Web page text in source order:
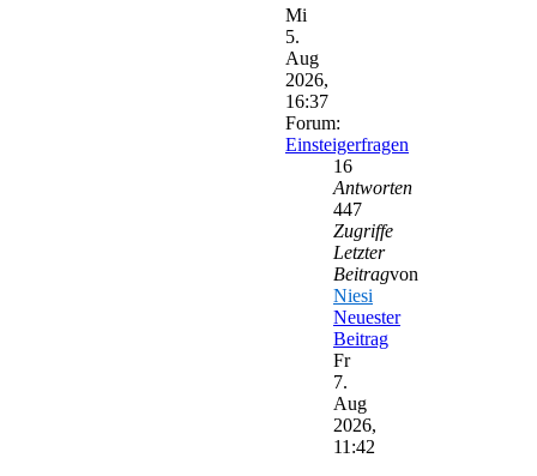
Mi
5.
Aug
2026,
16:37
Forum:
Einsteigerfragen
16
Antworten
447
Zugriffe
Letzter
Beitragvon
Niesi
Neuester
Beitrag
Fr
7.
Aug
2026,
11:42